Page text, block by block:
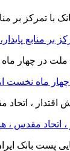
بر منابع
نخست امسال از
، اتحاد